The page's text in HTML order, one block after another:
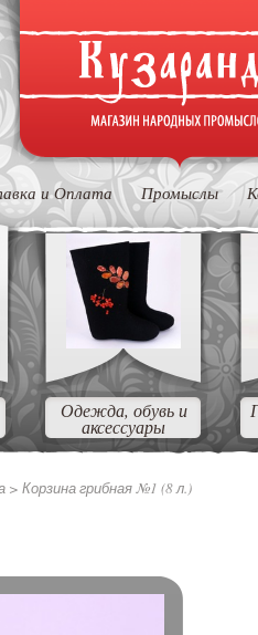
и Оплата Промыслы
Одежда, обувь и
аксессуары
> Корзина грибная №1 (8 л.)